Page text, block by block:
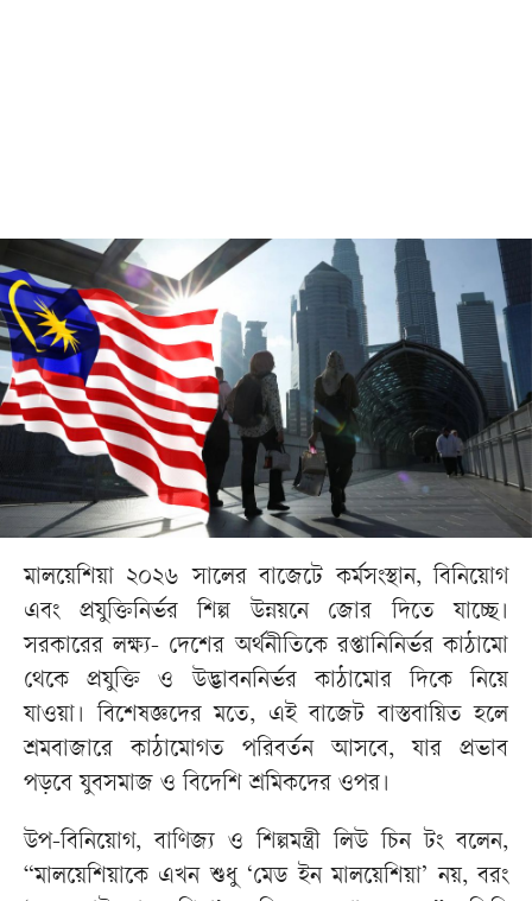
মালয়েশিয়া ২০২৬ সালের বাজেটে কর্মসংস্থান, বিনিয়োগ
এবং প্রযুক্তিনির্ভর শিল্প উন্নয়নে জোর দিতে যাচ্ছে।
সরকারের লক্ষ্য- দেশের অর্থনীতিকে রপ্তানিনির্ভর কাঠামো
থেকে প্রযুক্তি ও উদ্ভাবননির্ভর কাঠামোর দিকে নিয়ে
যাওয়া। বিশেষজ্ঞদের মতে, এই বাজেট বাস্তবায়িত হলে
শ্রমবাজারে কাঠামোগত পরিবর্তন আসবে, যার প্রভাব
পড়বে যুবসমাজ ও বিদেশি শ্রমিকদের ওপর।
উপ-বিনিয়োগ, বাণিজ্য ও শিল্পমন্ত্রী লিউ চিন টং বলেন,
“মালয়েশিয়াকে এখন শুধু ‘মেড ইন মালয়েশিয়া’ নয়, বরং